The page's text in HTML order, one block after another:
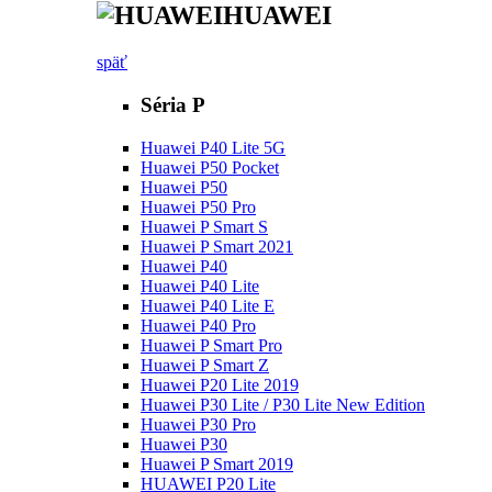
HUAWEI
späť
Séria P
Huawei P40 Lite 5G
Huawei P50 Pocket
Huawei P50
Huawei P50 Pro
Huawei P Smart S
Huawei P Smart 2021
Huawei P40
Huawei P40 Lite
Huawei P40 Lite E
Huawei P40 Pro
Huawei P Smart Pro
Huawei P Smart Z
Huawei P20 Lite 2019
Huawei P30 Lite / P30 Lite New Edition
Huawei P30 Pro
Huawei P30
Huawei P Smart 2019
HUAWEI P20 Lite